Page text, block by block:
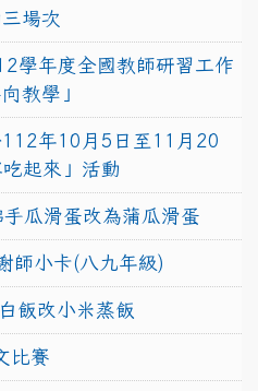
場次
學年度全國教師研習工作
教學」
年10月5日至11月20
起來」活動
瓜滑蛋改為蒲瓜滑蛋
師小卡(八九年級)
飯改小米蒸飯
比賽